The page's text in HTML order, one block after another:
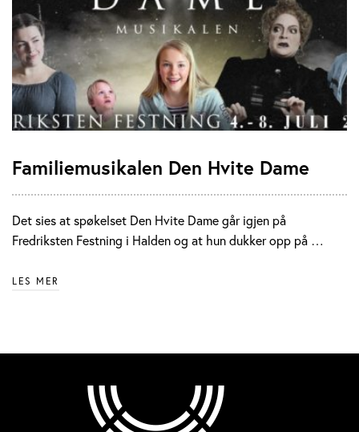
Familiemusikalen Den Hvite Dame
Det sies at spøkelset Den Hvite Dame går igjen på
Fredriksten Festning i Halden og at hun dukker opp på …
LES MER